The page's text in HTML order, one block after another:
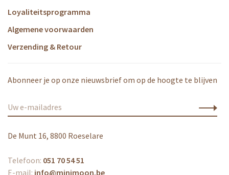
Loyaliteitsprogramma
Algemene voorwaarden
Verzending & Retour
Abonneer je op onze nieuwsbrief om op de hoogte te blijven
De Munt 16, 8800 Roeselare
Telefoon: 051 70 54 51
E-mail: info@minimoon.be